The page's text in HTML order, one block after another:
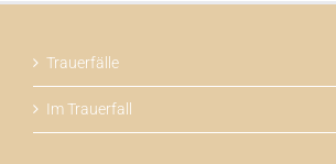
Trauerfälle
Im Trauerfall